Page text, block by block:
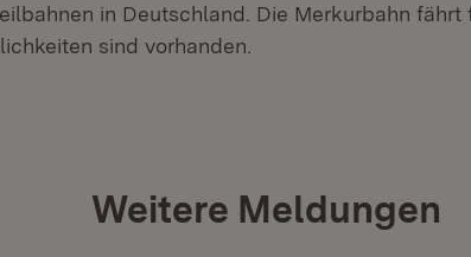
in Deutschland. Die Merkurbahn fährt
sind vorhanden.
Weitere Meldungen